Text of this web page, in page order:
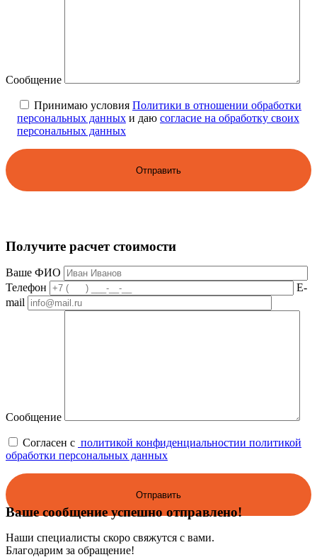
Сообщение
Принимаю условия Политики в отношении обработки
персональных данных и даю согласие на обработку своих
персональных данных
Получите расчет стоимости
Ваше ФИО
Телефон
E-
mail
Сообщение
Согласен с политикой конфиденциальностии политикой
обработки персональных данных
Ваше сообщение успешно отправлено!
Наши специалисты скоро свяжутся с вами.
Благодарим за обращение!